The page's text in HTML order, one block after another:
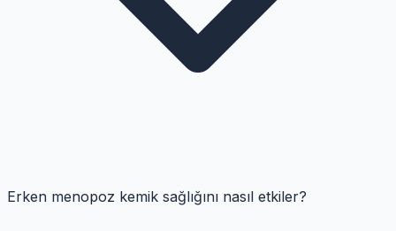
Erken menopoz kemik sağlığını nasıl etkiler?